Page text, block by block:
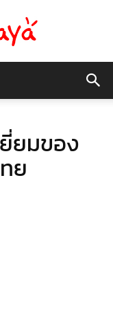
ยมของ
ย